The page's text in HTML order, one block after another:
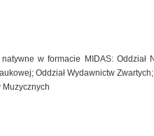
w formacie MIDAS: Oddział
Oddział Wydawnictw
Muzycznych